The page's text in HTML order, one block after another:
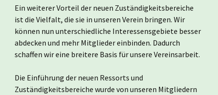
Ein weiterer Vorteil der neuen Zuständigkeitsbereiche
ist die Vielfalt, die sie in unseren Verein bringen. Wir
können nun unterschiedliche Interessensgebiete besser
abdecken und mehr Mitglieder einbinden. Dadurch
schaffen wir eine breitere Basis für unsere Vereinsarbeit.
Die Einführung der neuen Ressorts und
Zuständigkeitsbereiche wurde von unseren Mitgliedern